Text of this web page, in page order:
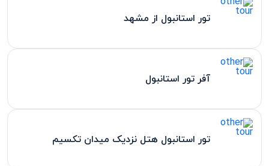
تور استانبول از مشهد
آفر تور استانبول
تور استانبول هتل نزدیک میدان تکسیم